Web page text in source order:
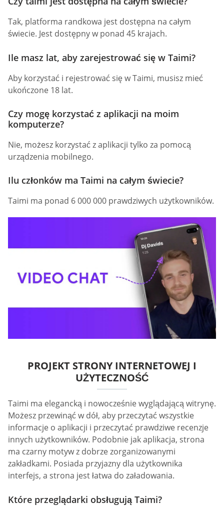
Tak, platforma randkowa jest dostępna na całym
świecie. Jest dostępny w ponad 45 krajach.
Ile masz lat, aby zarejestrować się w Taimi?
Aby korzystać i rejestrować się w Taimi, musisz mieć
ukończone 18 lat.
Czy mogę korzystać z aplikacji na moim
komputerze?
Nie, możesz korzystać z aplikacji tylko za pomocą
urządzenia mobilnego.
Ilu członków ma Taimi na całym świecie?
Taimi ma ponad 6 000 000 prawdziwych użytkowników.
PROJEKT STRONY INTERNETOWEJ I
UŻYTECZNOŚĆ
Taimi ma elegancką i nowocześnie wyglądającą witrynę.
Możesz przewinąć w dół, aby przeczytać wszystkie
informacje o aplikacji i przeczytać prawdziwe recenzje
innych użytkowników. Podobnie jak aplikacja, strona
ma czarny motyw z dobrze zorganizowanymi
zakładkami. Posiada przyjazny dla użytkownika
interfejs, a strona jest łatwa do załadowania.
Które przeglądarki obsługują Taimi?